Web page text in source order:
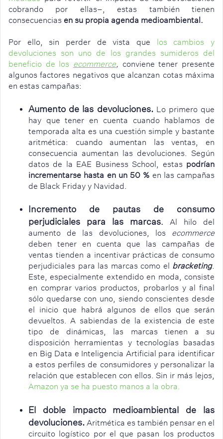
cobrando por ellas–, estas también tienen
consecuencias en su propia agenda medioambiental.
Por ello, sin perder de vista que
los cambios y
devoluciones son uno de los grandes sumideros del
beneficio de los ecommerce, conviene tener presente
algunos factores negativos que alcanzan cotas máxima
en estas campañas:
Aumento de las devoluciones.Lo primero que
hay que tener en cuenta cuando hablamos de
temporada alta es una cuestión simple y bastante
aritmética: cuando aumentan las ventas, en
consecuencia aumentan las devoluciones. Según
datos de la EAE Business School, estas podrían
incrementarse hasta en un 50 % en las campañas
de Black Friday y Navidad.
Incremento de pautas de consumo
perjudiciales para las marcas. Al hilo del
aumento de las devoluciones, los ecommerce
deben tener en cuenta que las campañas de
ventas tienden a incentivar prácticas de consumo
perjudiciales para las marcas como el bracketing.
Este, especialmente extendido en moda, consiste
en comprar varios productos, probarlos y al final
sólo quedarse con uno, siendo conscientes desde
el inicio que habrá algunos de ellos que serán
devueltos. A sabiendas de la existencia de este
tipo de dinámicas, las marcas tienen a su
disposición herramientas y tecnologías basadas
en Big Data e Inteligencia Artificial para identificar
a estos perfiles de consumidores y personalizar la
relación que establecen con ellos. Sin ir más lejos,
Amazon ya se ha puesto manos a la obra.
El doble impacto medioambiental de las
devoluciones. Aritmética es también pensar en el
circuito logístico por el que pasan los productos